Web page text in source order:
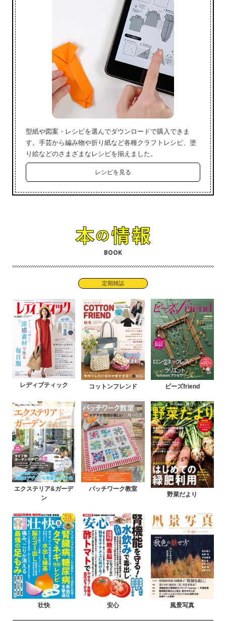
型紙や図案・レシピを選んでダウンロードで購入できま
す。手芸から編み物や折り紙など各種クラフトレシピ、塗
り絵などのさまざまなレシピを揃えました。
レシピを見る
BOOK
定期雑誌
レディブティック コットンフレンド ビーズfriend
エクステリア&ガーデ
ン
パッチワーク教室
野菜だより
壮快 安心 風景写真